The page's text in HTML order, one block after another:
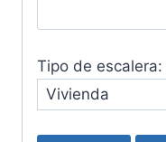
Tipo de escalera: